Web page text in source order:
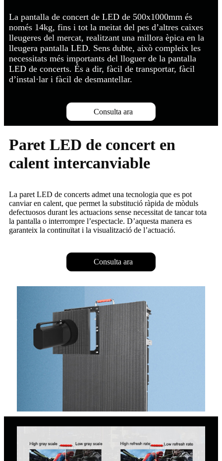
La pantalla de concert de LED de 500x1000mm és
només 14kg, fins i tot la meitat del pes d’altres caixes
lleugeres del mercat, realitzant una millora èpica en la
lleugera pantalla LED. Sens dubte, això compleix les
necessitats més importants del lloguer de la pantalla
LED de concerts. És a dir, fàcil de transportar, fàcil
d’instal·lar i fàcil de desmantellar.
Consulta ara
Paret LED de concert en
calent intercanviable
La paret LED de concerts admet una tecnologia que es pot
canviar en calent, que permet la substitució ràpida de mòduls
defectuosos durant les actuacions sense necessitat de tancar tota
la pantalla o interrompre l’espectacle. D’aquesta manera es
garanteix la continuïtat i la visualització de l’actuació.
Consulta ara